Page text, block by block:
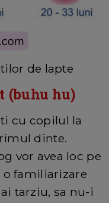
de lapte
(buhu hu)
cu copilul la
dinte.
vor avea loc pe
o familiarizare
tarziu, sa nu-i